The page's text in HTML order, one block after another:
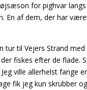
for pighvar langs
En af dem, der har
tur til Vejers Strand
fiskes efter de flade.
ville allerhelst fange
fik jeg kun skrubber